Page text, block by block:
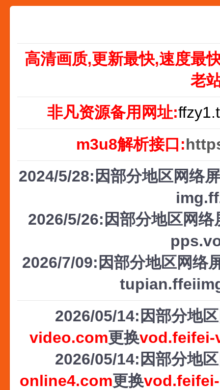
高清画质,更新最快,速度最
老
非凡资源备用网址:
m3u8解析接口:
2024/5/28:因部分地区网络
2026/5/26:因部分地区网
2026/7/09:因部分地区网
2026/05/14:因部分地
video.com更换vod.feifei-
2026/05/14:因部分地
online4.com更换